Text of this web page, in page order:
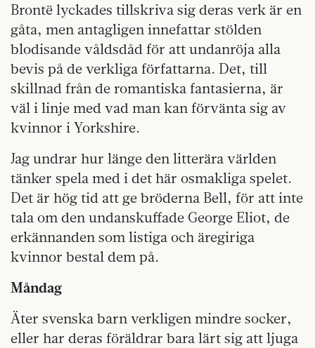
Brontë lyckades tillskriva sig deras verk är en
gåta, men antagligen innefattar stölden
blodisande våldsdåd för att undanröja alla
bevis på de verkliga författarna. Det, till
skillnad från de romantiska fantasierna, är
väl i linje med vad man kan förvänta sig av
kvinnor i Yorkshire.
Jag undrar hur länge den litterära världen
tänker spela med i det här osmakliga spelet.
Det är hög tid att ge bröderna Bell, för att inte
tala om den undanskuffade George Eliot, de
erkännanden som listiga och äregiriga
kvinnor bestal dem på.
Måndag
Äter svenska barn verkligen mindre socker,
eller har deras föräldrar bara lärt sig att ljuga